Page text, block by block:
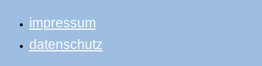
impressum
datenschutz